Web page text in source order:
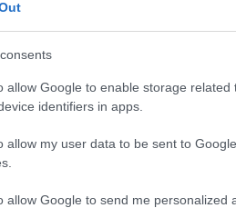
allow Google to enable storage
identifiers in apps.
allow my user data to be sent to
allow Google to send me personalized
CIBO ETNICO